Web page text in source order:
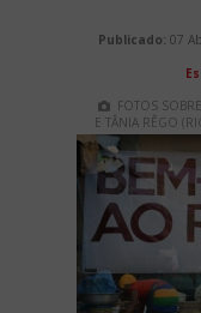
Publicado: 07
FOTOS
E TÂNIA RÊGO